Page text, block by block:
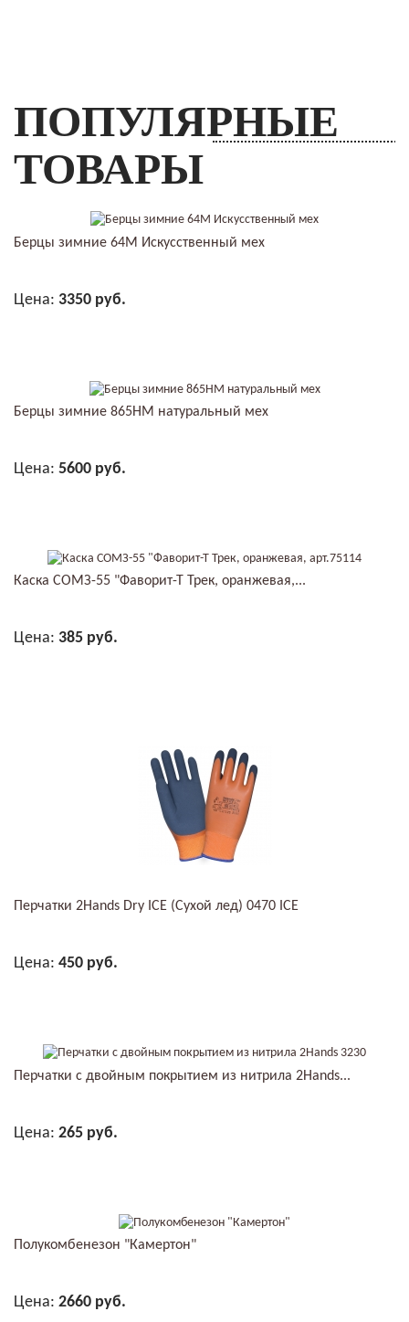
ПОПУЛЯРНЫЕ
ТОВАРЫ
Берцы зимние 64М Искусственный мех
Цена: 3350 руб.
Берцы зимние 865НМ натуральный мех
Цена: 5600 руб.
Каска СОМЗ-55 "Фаворит-Т Трек, оранжевая,...
Цена: 385 руб.
Перчатки 2Hands Dry ICE (Сухой лед) 0470 ICE
Цена: 450 руб.
Перчатки с двойным покрытием из нитрила 2Hands...
Цена: 265 руб.
Полукомбенезон "Камертон"
Цена: 2660 руб.